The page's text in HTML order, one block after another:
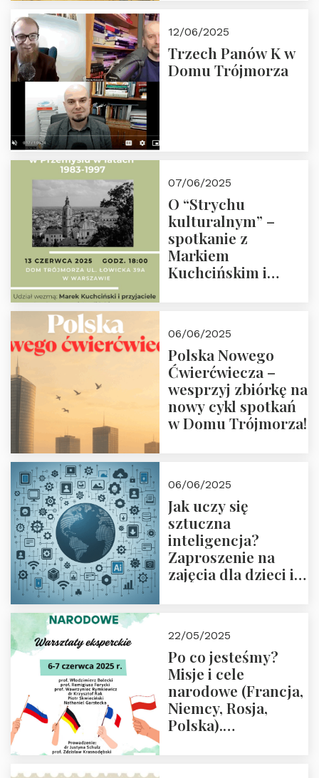
Fundacji
12/06/2025
Trzech Panów K w
Domu Trójmorza
07/06/2025
O “Strychu
kulturalnym” –
spotkanie z
Markiem
Kuchcińskim i
18:00
06/06/2025
Polska Nowego
Ćwierćwiecza –
wesprzyj zbiórkę na
nowy cykl spotkań
w Domu Trójmorza!
06/06/2025
Jak uczy się
sztuczna
inteligencja?
Zaproszenie na
zajęcia dla dzieci i
22/05/2025
Po co jesteśmy?
Misje i cele
narodowe (Francja,
Niemcy, Rosja,
Polska).